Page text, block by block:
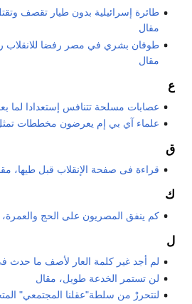
طائرة إسرائيلية بدون طيار تقصف
مقال
طوفان بشري في مصر رفضا للانقلاب
مقال
ع
عصابات مسلحة تتنافس إستعدادا لما
علماء آي بي إم يعرضون مخططات تمثل
ق
قراءة فى صفحة الإنقلاب قبل طيها،
ك
كم ينفق المصريون على الحج والعمرة،
ل
لم أجد غير كلمة العار لأصف ما
لن تستمر الخدعة طويل، مقال
لنتحررْ من سلطة"عقلنا المجتمعي"